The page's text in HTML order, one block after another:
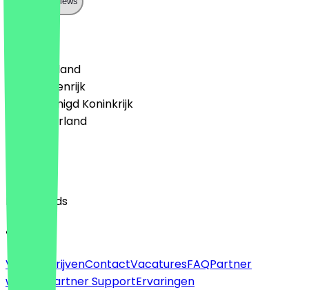
🇩🇪 Duitsland
🇦🇹 Oostenrijk
🇬🇧 Verenigd Koninkrijk
🇳🇱 Nederland
English
Nederlands
Over
Voor bedrijvenContactVacaturesFAQPartner
worden
Partner SupportErvaringen